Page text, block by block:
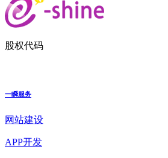
股权代码
一瞬服务
网站建设
APP开发